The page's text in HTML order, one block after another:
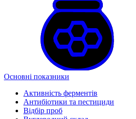
Основні показники
Активність ферментів
Антибіотики та пестициди
Відбір проб